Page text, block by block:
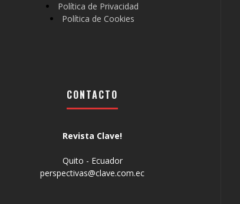
Política de Privacidad
Política de Cookies
CONTACTO
Revista Clave!
Quito - Ecuador
perspectivas@clave.com.ec